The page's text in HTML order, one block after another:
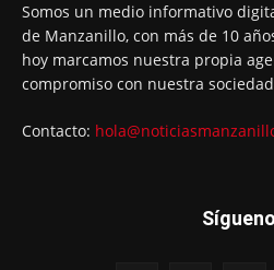
Somos un medio informativo
de Manzanillo, con más de 10
hoy marcamos nuestra propia
compromiso con nuestra
Contacto: